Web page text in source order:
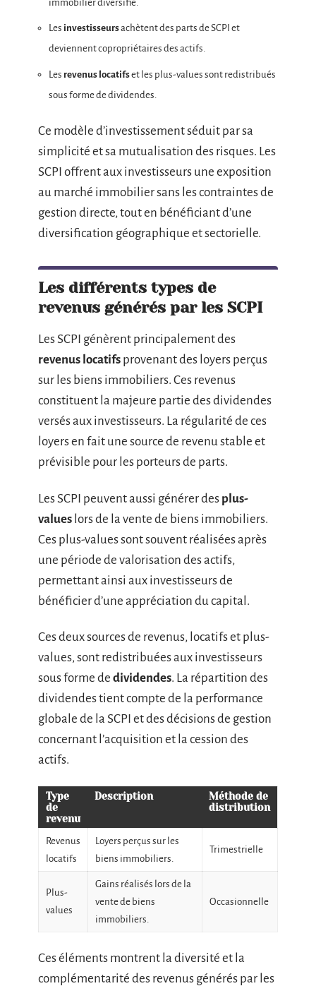
immobilier diversifié.
Les investisseursachètent des parts de SCPI et
deviennent copropriétaires des actifs.
Les revenus locatifset les plus-values sont redistribués
sous forme de dividendes.
Ce modèle d’investissement séduit par sa
simplicité et sa mutualisation des risques. Les
SCPI offrent aux investisseurs une exposition
au marché immobilier sans les contraintes de
gestion directe, tout en bénéficiant d’une
diversification géographique et sectorielle.
Les différents types de
revenus générés par les SCPI
Les SCPI génèrent principalement des
revenus locatifs provenant des loyers perçus
sur les biens immobiliers. Ces revenus
constituent la majeure partie des dividendes
versés aux investisseurs. La régularité de ces
loyers en fait une source de revenu stable et
prévisible pour les porteurs de parts.
Les SCPI peuvent aussi générer des plus-
values lors de la vente de biens immobiliers.
Ces plus-values sont souvent réalisées après
une période de valorisation des actifs,
permettant ainsi aux investisseurs de
bénéficier d’une appréciation du capital.
Ces deux sources de revenus, locatifs et plus-
values, sont redistribuées aux investisseurs
sous forme de dividendes. La répartition des
dividendes tient compte de la performance
globale de la SCPI et des décisions de gestion
concernant l’acquisition et la cession des
actifs.
Type
de
revenu
Description
Méthode de
distribution
Revenus
locatifs
Loyers perçus sur les
biens immobiliers.
Trimestrielle
Plus-
values
Gains réalisés lors de la
vente de biens
immobiliers.
Occasionnelle
Ces éléments montrent la diversité et la
complémentarité des revenus générés par les